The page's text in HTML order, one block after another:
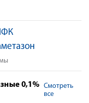
0,1%
Смотреть
все